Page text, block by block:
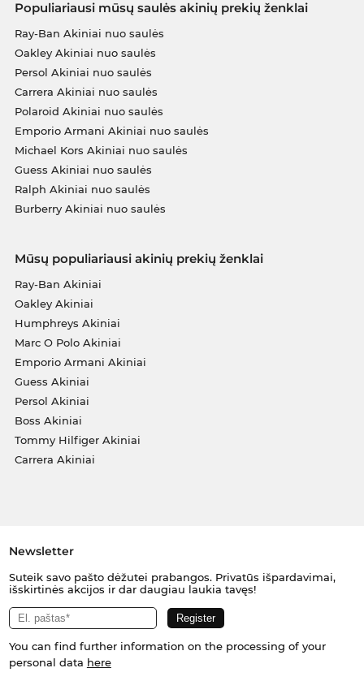
Populiariausi mūsų saulės akinių prekių ženklai
Ray-Ban Akiniai nuo saulės
Oakley Akiniai nuo saulės
Persol Akiniai nuo saulės
Carrera Akiniai nuo saulės
Polaroid Akiniai nuo saulės
Emporio Armani Akiniai nuo saulės
Michael Kors Akiniai nuo saulės
Guess Akiniai nuo saulės
Ralph Akiniai nuo saulės
Burberry Akiniai nuo saulės
Mūsų populiariausi akinių prekių ženklai
Ray-Ban Akiniai
Oakley Akiniai
Humphreys Akiniai
Marc O Polo Akiniai
Emporio Armani Akiniai
Guess Akiniai
Persol Akiniai
Boss Akiniai
Tommy Hilfiger Akiniai
Carrera Akiniai
Newsletter
Suteik savo pašto dėžutei prabangos. Privatūs išpardavimai,
išskirtinės akcijos ir dar daugiau laukia tavęs!
You can find further information on the processing of your
personal data here